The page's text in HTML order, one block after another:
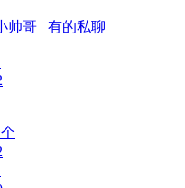
帅哥 有的私聊